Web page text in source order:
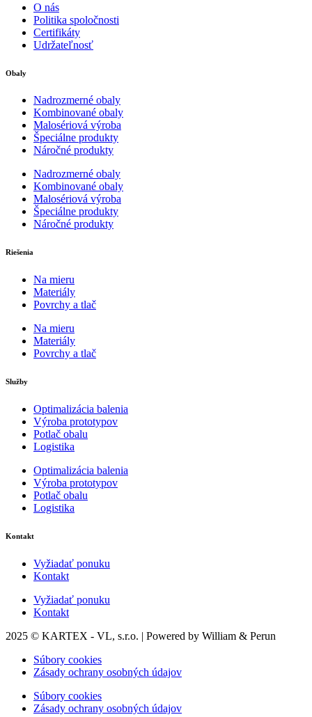
O nás
Politika spoločnosti
Certifikáty
Udržateľnosť
Obaly
Nadrozmerné obaly
Kombinované obaly
Malosériová výroba
Špeciálne produkty
Náročné produkty
Nadrozmerné obaly
Kombinované obaly
Malosériová výroba
Špeciálne produkty
Náročné produkty
Riešenia
Na mieru
Materiály
Povrchy a tlač
Na mieru
Materiály
Povrchy a tlač
Služby
Optimalizácia balenia
Výroba prototypov
Potlač obalu
Logistika
Optimalizácia balenia
Výroba prototypov
Potlač obalu
Logistika
Kontakt
Vyžiadať ponuku
Kontakt
Vyžiadať ponuku
Kontakt
2025 © KARTEX - VL, s.r.o. | Powered by William & Perun
Súbory cookies
Zásady ochrany osobných údajov
Súbory cookies
Zásady ochrany osobných údajov